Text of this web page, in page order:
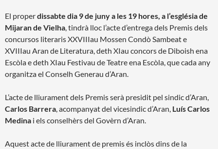
El properdissabte dia 9 de juny a les 19 hores, a l’església de
Mijaran de Vielha, tindrà lloc l’acte d’entrega dels Premis dels
concursos literaris XXVIIIau Mossen Condò Sambeat e
XVIIIau Aran de Literatura, deth XIau concors de Diboish ena
Escòla e deth XIau Festivau de Teatre ena Escòla, que cada any
organitza el Conselh Generau d’Aran.
L’acte de lliurament dels Premis serà presidit pel sindic d’Aran,
Carlos Barrera, acompanyat del vicesindic d’Aran, Luís Carlos
Medina i els conselhèrs del Govèrn d’Aran.
Aquest acte de lliurament de premis és inclòs dins de la